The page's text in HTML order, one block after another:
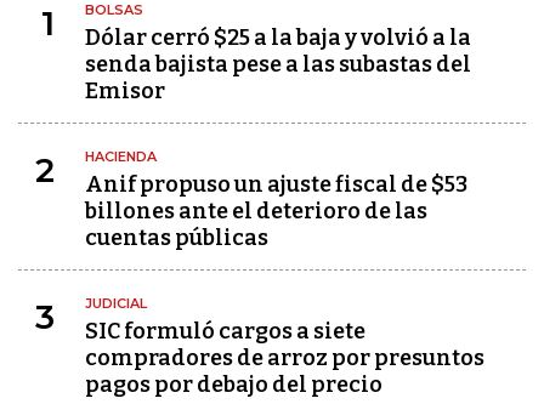
1 BOLSAS
Dólar cerró $25 a la baja y volvió a la
senda bajista pese a las subastas del
Emisor
2 HACIENDA
Anif propuso un ajuste fiscal de $53
billones ante el deterioro de las
cuentas públicas
3 JUDICIAL
SIC formuló cargos a siete
compradores de arroz por presuntos
pagos por debajo del precio